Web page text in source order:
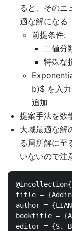
ると、そのニ
適な解になる
前提条件:
二値分
特殊な
b)$ を入
追加
提案手法を数
大域最適な解
る局所解に至
いないので注
title =
author =
booktitle =
editor = {S.